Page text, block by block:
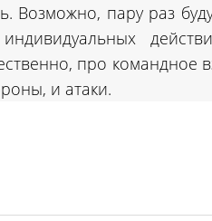
Возможно, пару раз
про командное
и атаки.